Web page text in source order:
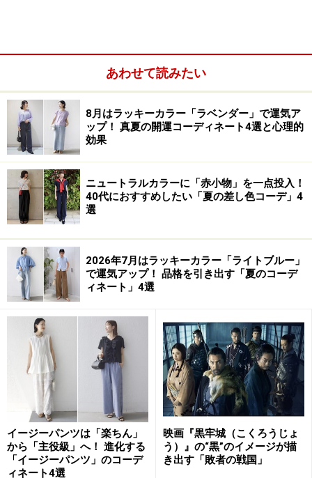
色相環とは
補色と反対色の違いとは
補色同士を混ぜると灰色になる？ 補色対比・物理補色・
心理補色
色相環でチェック！ 補色の組み合わせ・代表的なもの
よくある質問
12色相環とは？
マンセル色相環とは？
色相環とは
色相環（hue circle）とは、基本の色を環状（輪っか）と
して配置したもので、色を体系化する際に用いる方法の
一つです。色というものは、光を吸収する波長の違いに
よって赤・橙・黄・緑・青・紫というように連続的に変
化して見えます。この変化を波長の長さの順番に並べた
ものを色相環といいます。
補色と反対色の違いとは
あわせて読みたい
8月はラッキーカラー「ラベンダー」で運気ア
ップ！ 真夏の開運コーディネート4選と心理的
効果
ニュートラルカラーに「赤小物」を一点投入！
40代におすすめしたい「夏の差し色コーデ」4
選
2026年7月はラッキーカラー「ライトブルー」
で運気アップ！ 品格を引き出す「夏のコーデ
ィネート」4選
イージーパンツは「楽ちん」
から「主役級」へ！ 進化する
「イージーパンツ」のコーデ
ィネート4選
映画『黒牢城（こくろうじょ
う）』の“黒”のイメージが描
き出す「敗者の戦国」